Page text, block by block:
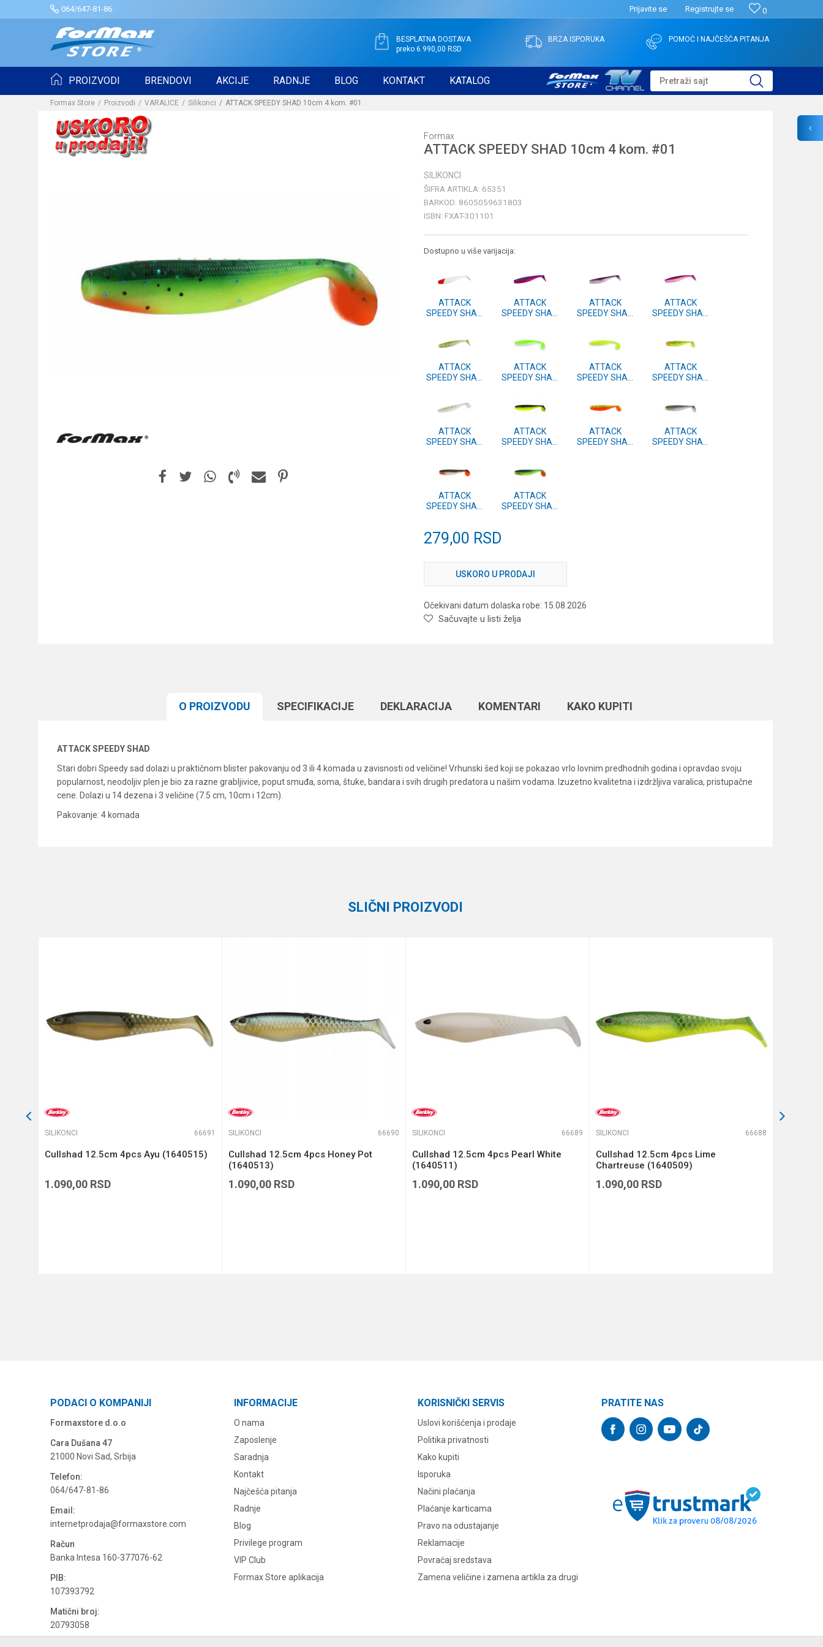
064/647-81-86 0
Prijavite se Registrujte se
BESPLATNA DOSTAVA
preko 6.990,00 RSD
BRZA ISPORUKA POMOĆ I NAJČEŠĆA PITANJA
PROIZVODI BRENDOVI AKCIJE RADNJE BLOG KONTAKT KATALOG Pretraži sajt
Formax Store Proizvodi VARALICE Silikonci ATTACK SPEEDY SHAD 10cm 4 kom. #01
Formax
ATTACK SPEEDY SHAD 10cm 4 kom. #01
SILIKONCI
ŠIFRA ARTIKLA: 65351
BARKOD: 8605059631803
ISBN: FXAT-301101
Dostupno u više varijacija:
ATTACK
SPEEDY SHAD
ATTACK
SPEEDY SHAD
ATTACK
SPEEDY SHAD
ATTACK
SPEEDY SHAD
ATTACK
SPEEDY SHAD
ATTACK
SPEEDY SHAD
ATTACK
SPEEDY SHAD
ATTACK
SPEEDY SHAD
ATTACK
SPEEDY SHAD
ATTACK
SPEEDY SHAD
ATTACK
SPEEDY SHAD
ATTACK
SPEEDY SHAD
ATTACK
SPEEDY SHAD
ATTACK
SPEEDY SHAD
279,00 RSD
USKORO U PRODAJI
Očekivani datum dolaska robe: 15.08.2026
Sačuvajte u listi želja
O PROIZVODU SPECIFIKACIJЕ DEKLARACIJA KOMENTARI KAKO KUPITI
ATTACK SPEEDY SHAD
Stari dobri Speedy sad dolazi u praktičnom blister pakovanju od 3 ili 4 komada u zavisnosti od veličine! Vrhunski šed koji se pokazao vrlo lovnim predhodnih godina i opravdao svoju
popularnost, neodoljiv plen je bio za razne grabljivice, poput smuđa, soma, štuke, bandara i svih drugih predatora u našim vodama. Izuzetno kvalitetna i izdržljiva varalica, pristupačne
cene. Dolazi u 14 dezena i 3 veličine (7.5 cm, 10cm i 12cm).
Pakovanje: 4 komada
POŠALJI
SLIČNI PROIZVODI
SILIKONCI 66691
Cullshad 12.5cm 4pcs Ayu (1640515)
1.090,00 RSD
SILIKONCI 66690
Cullshad 12.5cm 4pcs Honey Pot
(1640513)
1.090,00 RSD
SILIKONCI 66689
Cullshad 12.5cm 4pcs Pearl White
(1640511)
1.090,00 RSD
SILIKONCI 66688
Cullshad 12.5cm 4pcs Lime
Chartreuse (1640509)
1.090,00 RSD
PODACI O KOMPANIJI
Formaxstore d.o.o
Cara Dušana 47
21000 Novi Sad, Srbija
Telefon:
064/647-81-86
Email:
internetprodaja@formaxstore.com
Račun
Banka Intesa 160-377076-62
PIB:
107393792
Matični broj:
20793058
INFORMACIJE
O nama
Zaposlenje
Saradnja
Kontakt
Najčešća pitanja
Radnje
Blog
Privilege program
VIP Club
Formax Store aplikacija
KORISNIČKI SERVIS
Uslovi korišćenja i prodaje
Politika privatnosti
Kako kupiti
Isporuka
Načini plaćanja
Plaćanje karticama
Pravo na odustajanje
Reklamacije
Povraćaj sredstava
Zamena veličine i zamena artikla za drugi
PRATITE NAS